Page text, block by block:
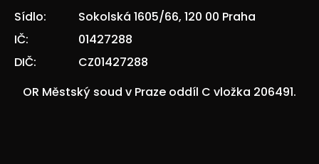
Sídlo:
Sokolská 1605/66, 120 00 Praha
IČ:
01427288
DIČ:
CZ01427288
OR Městský soud v Praze oddíl C vložka 206491.